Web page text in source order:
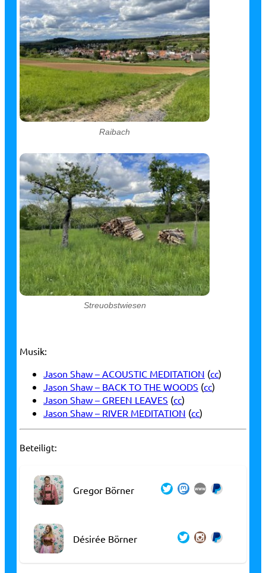
Raibach
Streuobstwiesen
Musik:
Jason Shaw – ACOUSTIC MEDITATION (cc)
Jason Shaw – BACK TO THE WOODS (cc)
Jason Shaw – GREEN LEAVES (cc)
Jason Shaw – RIVER MEDITATION (cc)
Beteiligt:
Gregor Börner
Désirée Börner